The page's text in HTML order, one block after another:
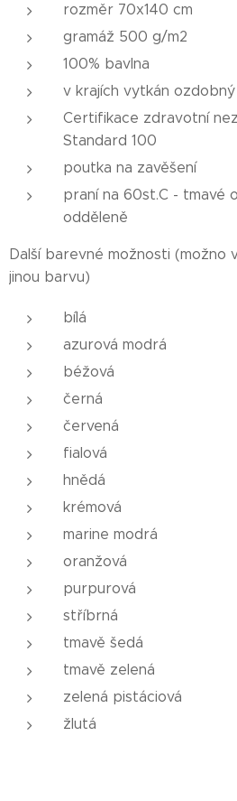
rozměr 70x140 cm
gramáž 500 g/m2
100% bavlna
v krajích vytkán
Certifikace zdravotní
Standard 100
poutka na zavěšení
praní na 60st.C - tmavé
odděleně
Další barevné možnosti (možno
jinou barvu)
bílá
azurová modrá
béžová
černá
červená
fialová
hnědá
krémová
marine modrá
oranžová
purpurová
stříbrná
tmavě šedá
tmavě zelená
zelená pistáciová
žlutá